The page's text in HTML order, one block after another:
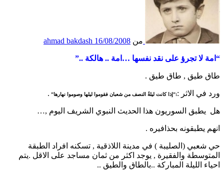
من ahmad bakdash 16/08/2008
“امة لا تجرؤ على نقد نفسها …امة .. هالكة ..”
طاق طيق , طاق طيق .
ورد في الاثر ::”إذا كانت ليلةُ النصف من شعبان فقوموا ليلها وصوموا نهارها” .
هل يطبق السوريون هذا الحديث النبوي الشريف اليوم ,…
انهم يطبقونه بحذافيره .
حي شعبي (الصليبة ) في مدينة اللاذقية , تسكنه افراد الطبقة
المتوسطة والفقيرة , يوجد اكثر من ثمان مساجد على الاقل .يتم
احياء الليلة المباركة ..بالطاق والطيق ..